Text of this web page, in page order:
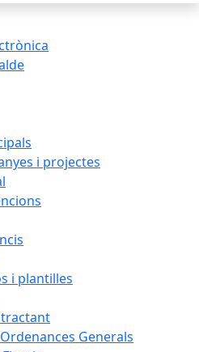
i projectes
i plantilles
Generals